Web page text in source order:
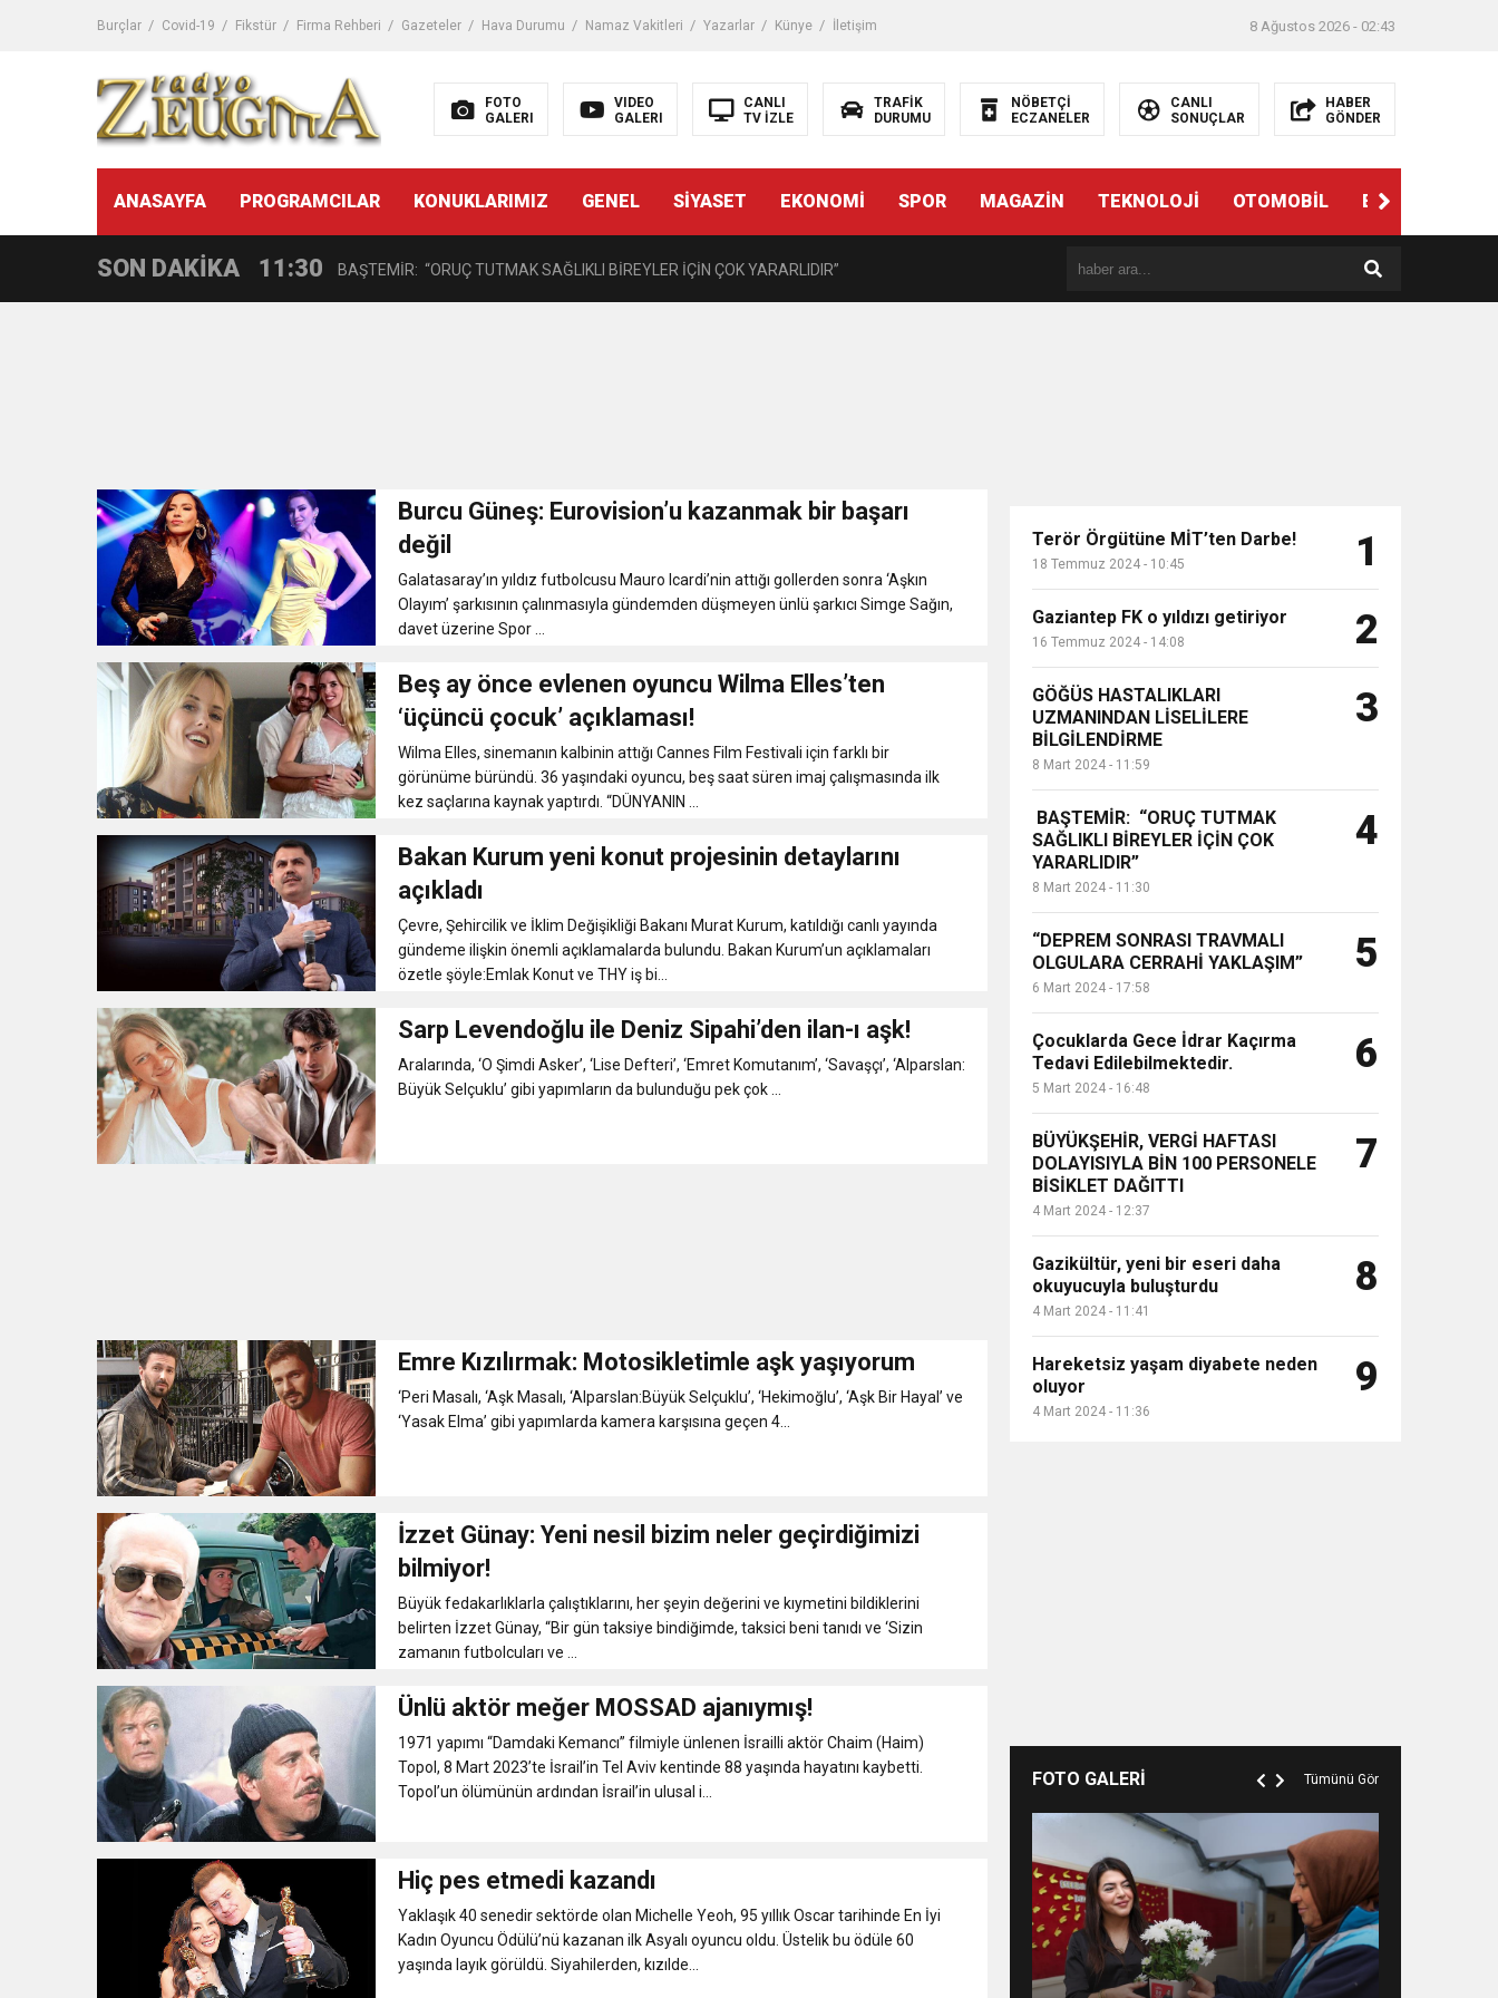
Burçlar Covid-19 Fikstür Firma Rehberi Gazeteler Hava Durumu Namaz Vakitleri Yazarlar Künye İletişim 8 Ağustos 2026 - 02:43
FOTO
GALERI
VIDEO
GALERI
CANLI
TV İZLE
TRAFİK
DURUMU
NÖBETÇİ
ECZANELER
CANLI
SONUÇLAR
HABER
GÖNDER
ANASAYFA PROGRAMCILAR KONUKLARIMIZ GENEL SİYASET EKONOMİ SPOR MAGAZİN TEKNOLOJİ OTOMOBİL EĞİTİM
SON DAKİKA
14:08 Gaziantep FK o yıldızı getiriyor
11:59 GÖĞÜS HASTALIKLARI UZMANINDAN LİSELİLERE BİLGİLENDİRME
11:30 BAŞTEMİR: “ORUÇ TUTMAK SAĞLIKLI BİREYLER İÇİN ÇOK YARARLIDIR”
11:41 Gazikültür, yeni bir eseri daha okuyucuyla buluşturdu
11:36 Hareketsiz yaşam diyabete neden oluyor
11:32 Dr. Öcük, karın germe estetiği ile ilgili bilgi verdi
10:45 Terör Örgütüne MİT’ten Darbe!
Burcu Güneş: Eurovision’u kazanmak bir başarı
değil
Galatasaray’ın yıldız futbolcusu Mauro Icardi’nin attığı gollerden sonra ‘Aşkın
Olayım’ şarkısının çalınmasıyla gündemden düşmeyen ünlü şarkıcı Simge Sağın,
davet üzerine Spor ...
Beş ay önce evlenen oyuncu Wilma Elles’ten
‘üçüncü çocuk’ açıklaması!
Wilma Elles, sinemanın kalbinin attığı Cannes Film Festivali için farklı bir
görünüme büründü. 36 yaşındaki oyuncu, beş saat süren imaj çalışmasında ilk
kez saçlarına kaynak yaptırdı. “DÜNYANIN ...
Bakan Kurum yeni konut projesinin detaylarını
açıkladı
Çevre, Şehircilik ve İklim Değişikliği Bakanı Murat Kurum, katıldığı canlı yayında
gündeme ilişkin önemli açıklamalarda bulundu. Bakan Kurum’un açıklamaları
özetle şöyle:Emlak Konut ve THY iş bi...
Sarp Levendoğlu ile Deniz Sipahi’den ilan-ı aşk!
Aralarında, ‘O Şimdi Asker’, ‘Lise Defteri’, ‘Emret Komutanım’, ‘Savaşçı’, ‘Alparslan:
Büyük Selçuklu’ gibi yapımların da bulunduğu pek çok ...
Emre Kızılırmak: Motosikletimle aşk yaşıyorum
‘Peri Masalı, ‘Aşk Masalı, ‘Alparslan:Büyük Selçuklu’, ‘Hekimoğlu’, ‘Aşk Bir Hayal’ ve
‘Yasak Elma’ gibi yapımlarda kamera karşısına geçen 4...
İzzet Günay: Yeni nesil bizim neler geçirdiğimizi
bilmiyor!
Büyük fedakarlıklarla çalıştıklarını, her şeyin değerini ve kıymetini bildiklerini
belirten İzzet Günay, “Bir gün taksiye bindiğimde, taksici beni tanıdı ve ‘Sizin
zamanın futbolcuları ve ...
Ünlü aktör meğer MOSSAD ajanıymış!
1971 yapımı “Damdaki Kemancı” filmiyle ünlenen İsrailli aktör Chaim (Haim)
Topol, 8 Mart 2023’te İsrail’in Tel Aviv kentinde 88 yaşında hayatını kaybetti.
Topol’un ölümünün ardından İsrail’in ulusal i...
Hiç pes etmedi kazandı
Yaklaşık 40 senedir sektörde olan Michelle Yeoh, 95 yıllık Oscar tarihinde En İyi
Kadın Oyuncu Ödülü’nü kazanan ilk Asyalı oyuncu oldu. Üstelik bu ödüle 60
yaşında layık görüldü. Siyahilerden, kızılde...
Terör Örgütüne MİT’ten Darbe!
18 Temmuz 2024 - 10:45 1
Gaziantep FK o yıldızı getiriyor
16 Temmuz 2024 - 14:08 2
GÖĞÜS HASTALIKLARI
UZMANINDAN LİSELİLERE
BİLGİLENDİRME
8 Mart 2024 - 11:59
3
BAŞTEMİR: “ORUÇ TUTMAK
SAĞLIKLI BİREYLER İÇİN ÇOK
YARARLIDIR”
8 Mart 2024 - 11:30
4
“DEPREM SONRASI TRAVMALI
OLGULARA CERRAHİ YAKLAŞIM”
6 Mart 2024 - 17:58
5
Çocuklarda Gece İdrar Kaçırma
Tedavi Edilebilmektedir.
5 Mart 2024 - 16:48
6
BÜYÜKŞEHİR, VERGİ HAFTASI
DOLAYISIYLA BİN 100 PERSONELE
BİSİKLET DAĞITTI
4 Mart 2024 - 12:37
7
Gazikültür, yeni bir eseri daha
okuyucuyla buluşturdu
4 Mart 2024 - 11:41
8
Hareketsiz yaşam diyabete neden
oluyor
4 Mart 2024 - 11:36
9
FOTO GALERİ Tümünü Gör